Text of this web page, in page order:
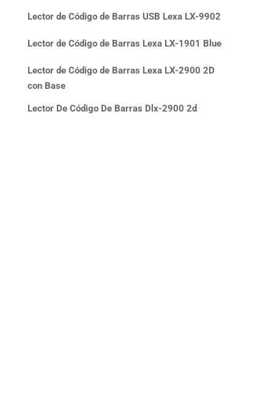
Lector de Código de Barras USB Lexa LX-9902
Lector de Código de Barras Lexa LX-1901 Blue
Lector de Código de Barras Lexa LX-2900 2D
con Base
Lector De Código De Barras Dlx-2900 2d